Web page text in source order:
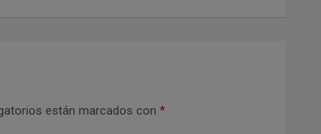
están marcados con *